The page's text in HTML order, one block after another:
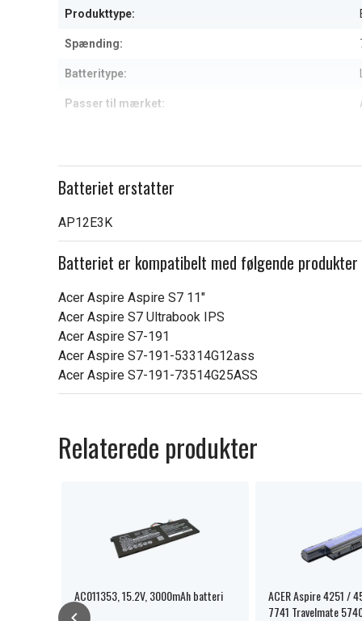
Produkttype:
Spænding:
Batteritype:
Passer til mærket:
Batteriet erstatter
AP12E3K
Batteriet er kompatibelt med følgende produkter
Acer Aspire Aspire S7 11"
Acer Aspire S7 Ultrabook IPS
Acer Aspire S7-191
Acer Aspire S7-191-53314G12ass
Acer Aspire S7-191-73514G25ASS
Relaterede produkter
AC011353, 15.2V, 3000mAh batteri
ACER Aspire 4251 /
7741 Travelmate